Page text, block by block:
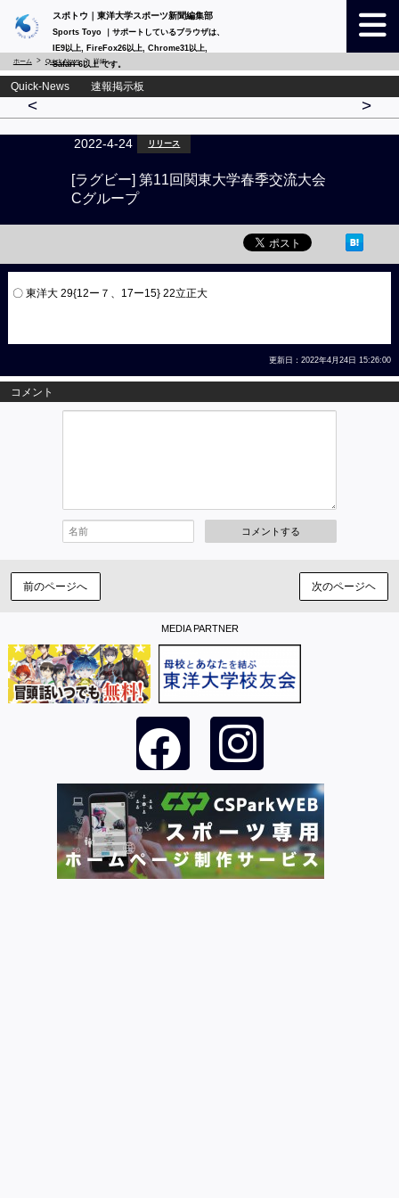
スポトウ｜東洋大学スポーツ新聞編集部
Sports Toyo ｜サポートしているブラウザは、
IE9以上, FireFox26以上, Chrome31以上,
Safari 6以上 です。
ホーム Quick-News 詳細
Quick-News 速報掲示板
< >
2022-4-24 リリース
[ラグビー] 第11回関東大学春季交流大会
Cグループ
〇 東洋大 29{12ー７、17ー15} 22立正大
更新日：2022年4月24日 15:26:00
コメント
コメントする
前のページへ 次のページヘ
MEDIA PARTNER